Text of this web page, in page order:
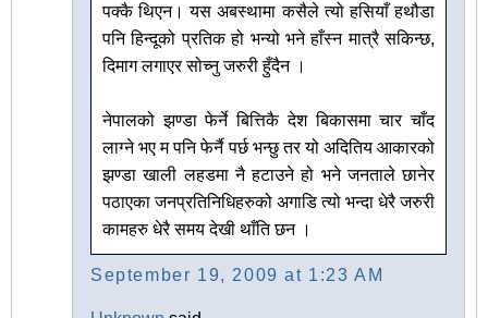
पक्कै थिएन। यस अबस्थामा कसैले त्यो हसियाँ हथौडा
पनि हिन्दूको प्रतिक हो भन्यो भने हाँस्न मात्रै सकिन्छ,
दिमाग लगाएर सोच्नु जरुरी हुँदैन ।
नेपालको झण्डा फेर्ने बित्तिकै देश बिकासमा चार चाँद
लाग्ने भए म पनि फेर्नै पर्छ भन्छु तर यो अदितिय आकारको
झण्डा खाली लहडमा नै हटाउने हो भने जनताले छानेर
पठाएका जनप्रतिनिधिहरुको अगाडि त्यो भन्दा धेरै जरुरी
कामहरु धेरै समय देखी थाँति छन ।
September 19, 2009 at 1:23 AM